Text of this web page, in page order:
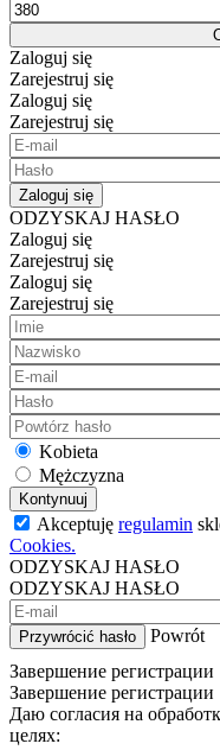
Zaloguj się
Zarejestruj się
Zaloguj się
Zarejestruj się
Zaloguj się
ODZYSKAJ HASŁO
Zaloguj się
Zarejestruj się
Zaloguj się
Zarejestruj się
Kobieta
Mężczyzna
Kontynuuj
Akceptuję regulamin
Cookies.
ODZYSKAJ HASŁO
ODZYSKAJ HASŁO
Przywrócić hasło
Powrót
Завершение регистрации
Завершение регистрации
Даю согласия на
целях: